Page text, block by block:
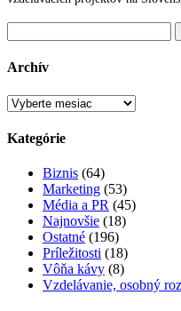
Archív
Archív
Kategórie
Biznis (64)
Marketing (53)
Média a PR (45)
Najnovšie (18)
Ostatné (196)
Príležitosti (18)
Vôňa kávy (8)
Vzdelávanie, osobný